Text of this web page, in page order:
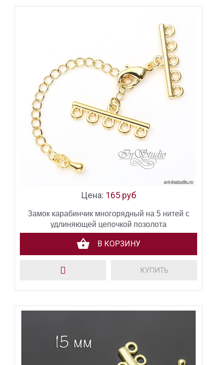
Цена: 165 руб
Замок карабинчик многорядный на 5 нитей с
удлиняющей цепочкой позолота
В КОРЗИНУ
КУПИТЬ